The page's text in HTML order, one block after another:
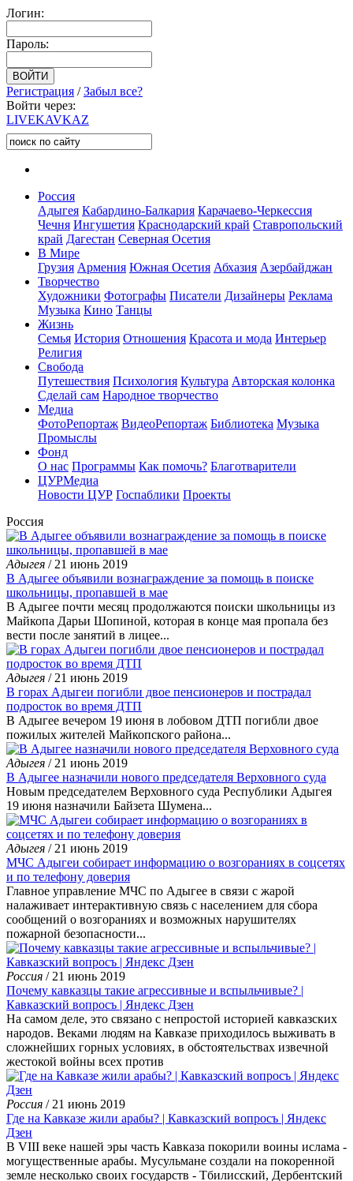
Логин:
Пароль:
Регистрация /Забыл все?
Войти через:
LIVEKAVKAZ
Россия
Адыгея Кабардино-Балкария Карачаево-Черкессия
Чечня Ингушетия Краснодарский край Ставропольский
край Дагестан Северная Осетия
В Мире
Грузия Армения Южная Осетия Абхазия Азербайджан
Творчество
Художники Фотографы Писатели Дизайнеры Реклама
Музыка Кино Танцы
Жизнь
Семья История Отношения Красота и мода Интерьер
Религия
Свобода
Путешествия Психология Культура Авторская колонка
Сделай сам Народное творчество
Медиа
ФотоРепортаж ВидеоРепортаж Библиотека Музыка
Промыслы
Фонд
О нас Программы Как помочь? Благотварители
ЦУРМедиа
Новости ЦУР Госпаблики Проекты
Россия
Адыгея / 21 июнь 2019
В Адыгее объявили вознаграждение за помощь в поиске
школьницы, пропавшей в мае
В Адыгее почти месяц продолжаются поиски школьницы из
Майкопа Дарьи Шопиной, которая в конце мая пропала без
вести после занятий в лицее...
Адыгея / 21 июнь 2019
В горах Адыгеи погибли двое пенсионеров и пострадал
подросток во время ДТП
В Адыгее вечером 19 июня в лобовом ДТП погибли двое
пожилых жителей Майкопского района...
Адыгея / 21 июнь 2019
В Адыгее назначили нового председателя Верховного суда
Новым председателем Верховного суда Республики Адыгея
19 июня назначили Байзета Шумена...
Адыгея / 21 июнь 2019
МЧС Адыгеи собирает информацию о возгораниях в соцсетях
и по телефону доверия
Главное управление МЧС по Адыгее в связи с жарой
налаживает интерактивную связь с населением для сбора
сообщений о возгораниях и возможных нарушителях
пожарной безопасности...
Россия / 21 июнь 2019
Почему кавказцы такие агрессивные и вспыльчивые? |
Кавказский вопросъ | Яндекс Дзен
На самом деле, это связано с непростой историей кавказских
народов. Веками людям на Кавказе приходилось выживать в
сложнейших горных условиях, в обстоятельствах извечной
жестокой войны всех против
Россия / 21 июнь 2019
Где на Кавказе жили арабы? | Кавказский вопросъ | Яндекс
Дзен
В VIII веке нашей эры часть Кавказа покорили воины ислама -
могущественные арабы. Мусульмане создали на покоренной
земле несколько своих государств - Тбилисский, Дербентский